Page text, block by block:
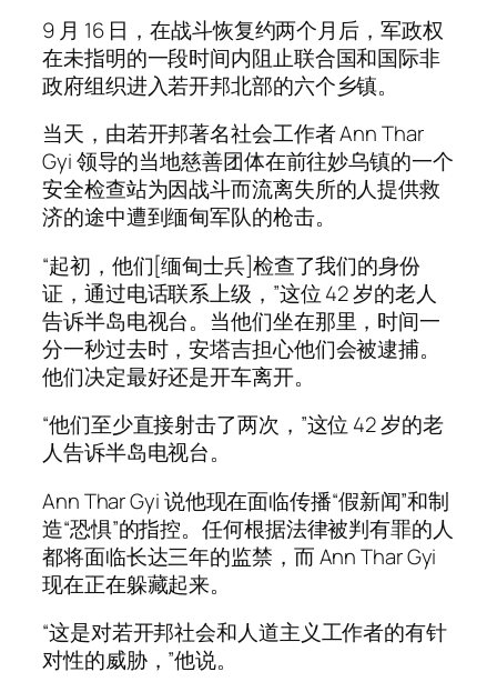
9 月 16 日，在战斗恢复约两个月后，军政权
在未指明的一段时间内阻止联合国和国际非
政府组织进入若开邦北部的六个乡镇。
当天，由若开邦著名社会工作者 Ann Thar
Gyi 领导的当地慈善团体在前往妙乌镇的一个
安全检查站为因战斗而流离失所的人提供救
济的途中遭到缅甸军队的枪击。
“起初，他们[缅甸士兵]检查了我们的身份
证，通过电话联系上级，”这位 42 岁的老人
告诉半岛电视台。当他们坐在那里，时间一
分一秒过去时，安塔吉担心他们会被逮捕。
他们决定最好还是开车离开。
“他们至少直接射击了两次，”这位 42 岁的老
人告诉半岛电视台。
Ann Thar Gyi 说他现在面临传播“假新闻”和制
造“恐惧”的指控。任何根据法律被判有罪的人
都将面临长达三年的监禁，而 Ann Thar Gyi
现在正在躲藏起来。
“这是对若开邦社会和人道主义工作者的有针
对性的威胁，”他说。